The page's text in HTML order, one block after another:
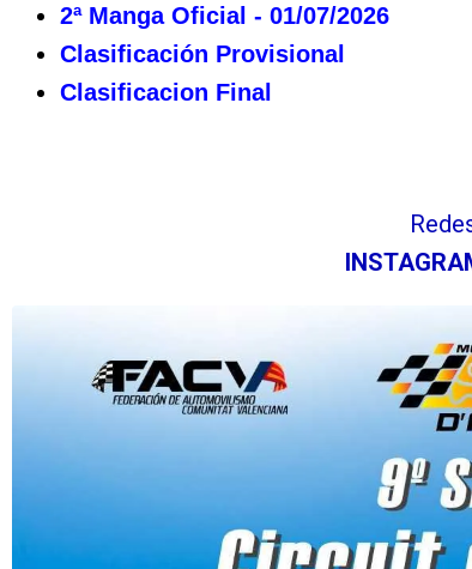
2ª Manga Oficial - 01/07/2026
Clasificación Provisional
Clasificacion Final